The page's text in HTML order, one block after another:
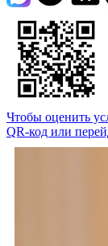
Чтобы оценить
QR-код или